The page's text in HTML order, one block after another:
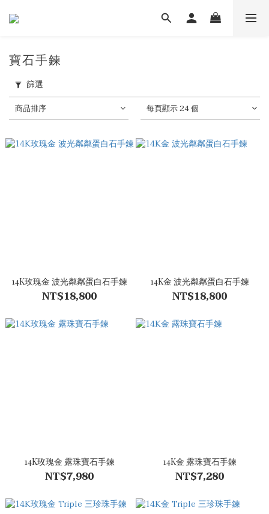
寶石手鍊
篩選
商品排序 每頁顯示 24 個
14K玫瑰金 波光粼粼蛋白石手鍊
NT$18,800
14K金 波光粼粼蛋白石手鍊
NT$18,800
14K玫瑰金 露珠寶石手鍊
NT$7,980
14K金 露珠寶石手鍊
NT$7,280